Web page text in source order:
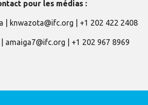
pour les médias :
| knwazota@ifc.org | +1 202 422 2408
amaiga7@ifc.org | +1 202 967 8969